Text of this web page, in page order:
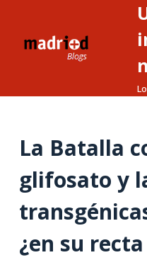
o
n
La Batalla
glifosato y
¿en su